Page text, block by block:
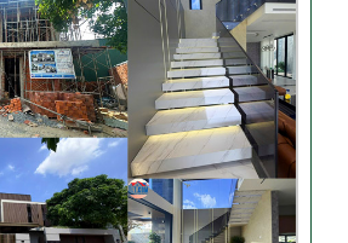
anh Hiếu
Video bàn giao nhà chị
Phượng – Nhà Bè TPHCM